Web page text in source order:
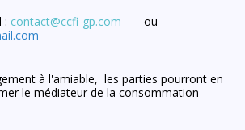
contact@ccfi-gp.com ou
à l'amiable, les parties pourront en
le médiateur de la consommation
: